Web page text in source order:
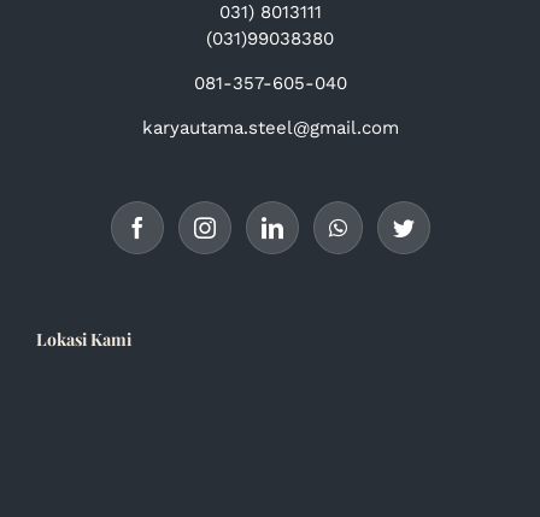
031) 8013111
(031)99038380
081-357-605-040
karyautama.steel@gmail.com
Lokasi Kami